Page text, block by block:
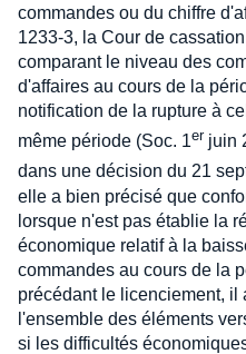
commandes ou du chiffre
1233-3, la Cour de
comparant le niveau des
d'affaires au cours de la
notification de la rupture à
même période (Soc. 1er juin
dans une décision du 21
elle a bien précisé que
lorsque n'est pas établie la
économique relatif à la
commandes au cours de la
précédant le licenciement, il
l'ensemble des éléments
si les difficultés